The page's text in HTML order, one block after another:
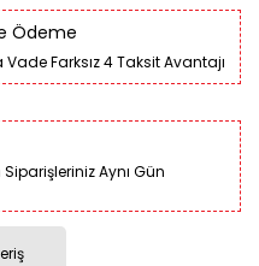
Ödeme
Farksız 4 Taksit Avantajı
Aynı Gün